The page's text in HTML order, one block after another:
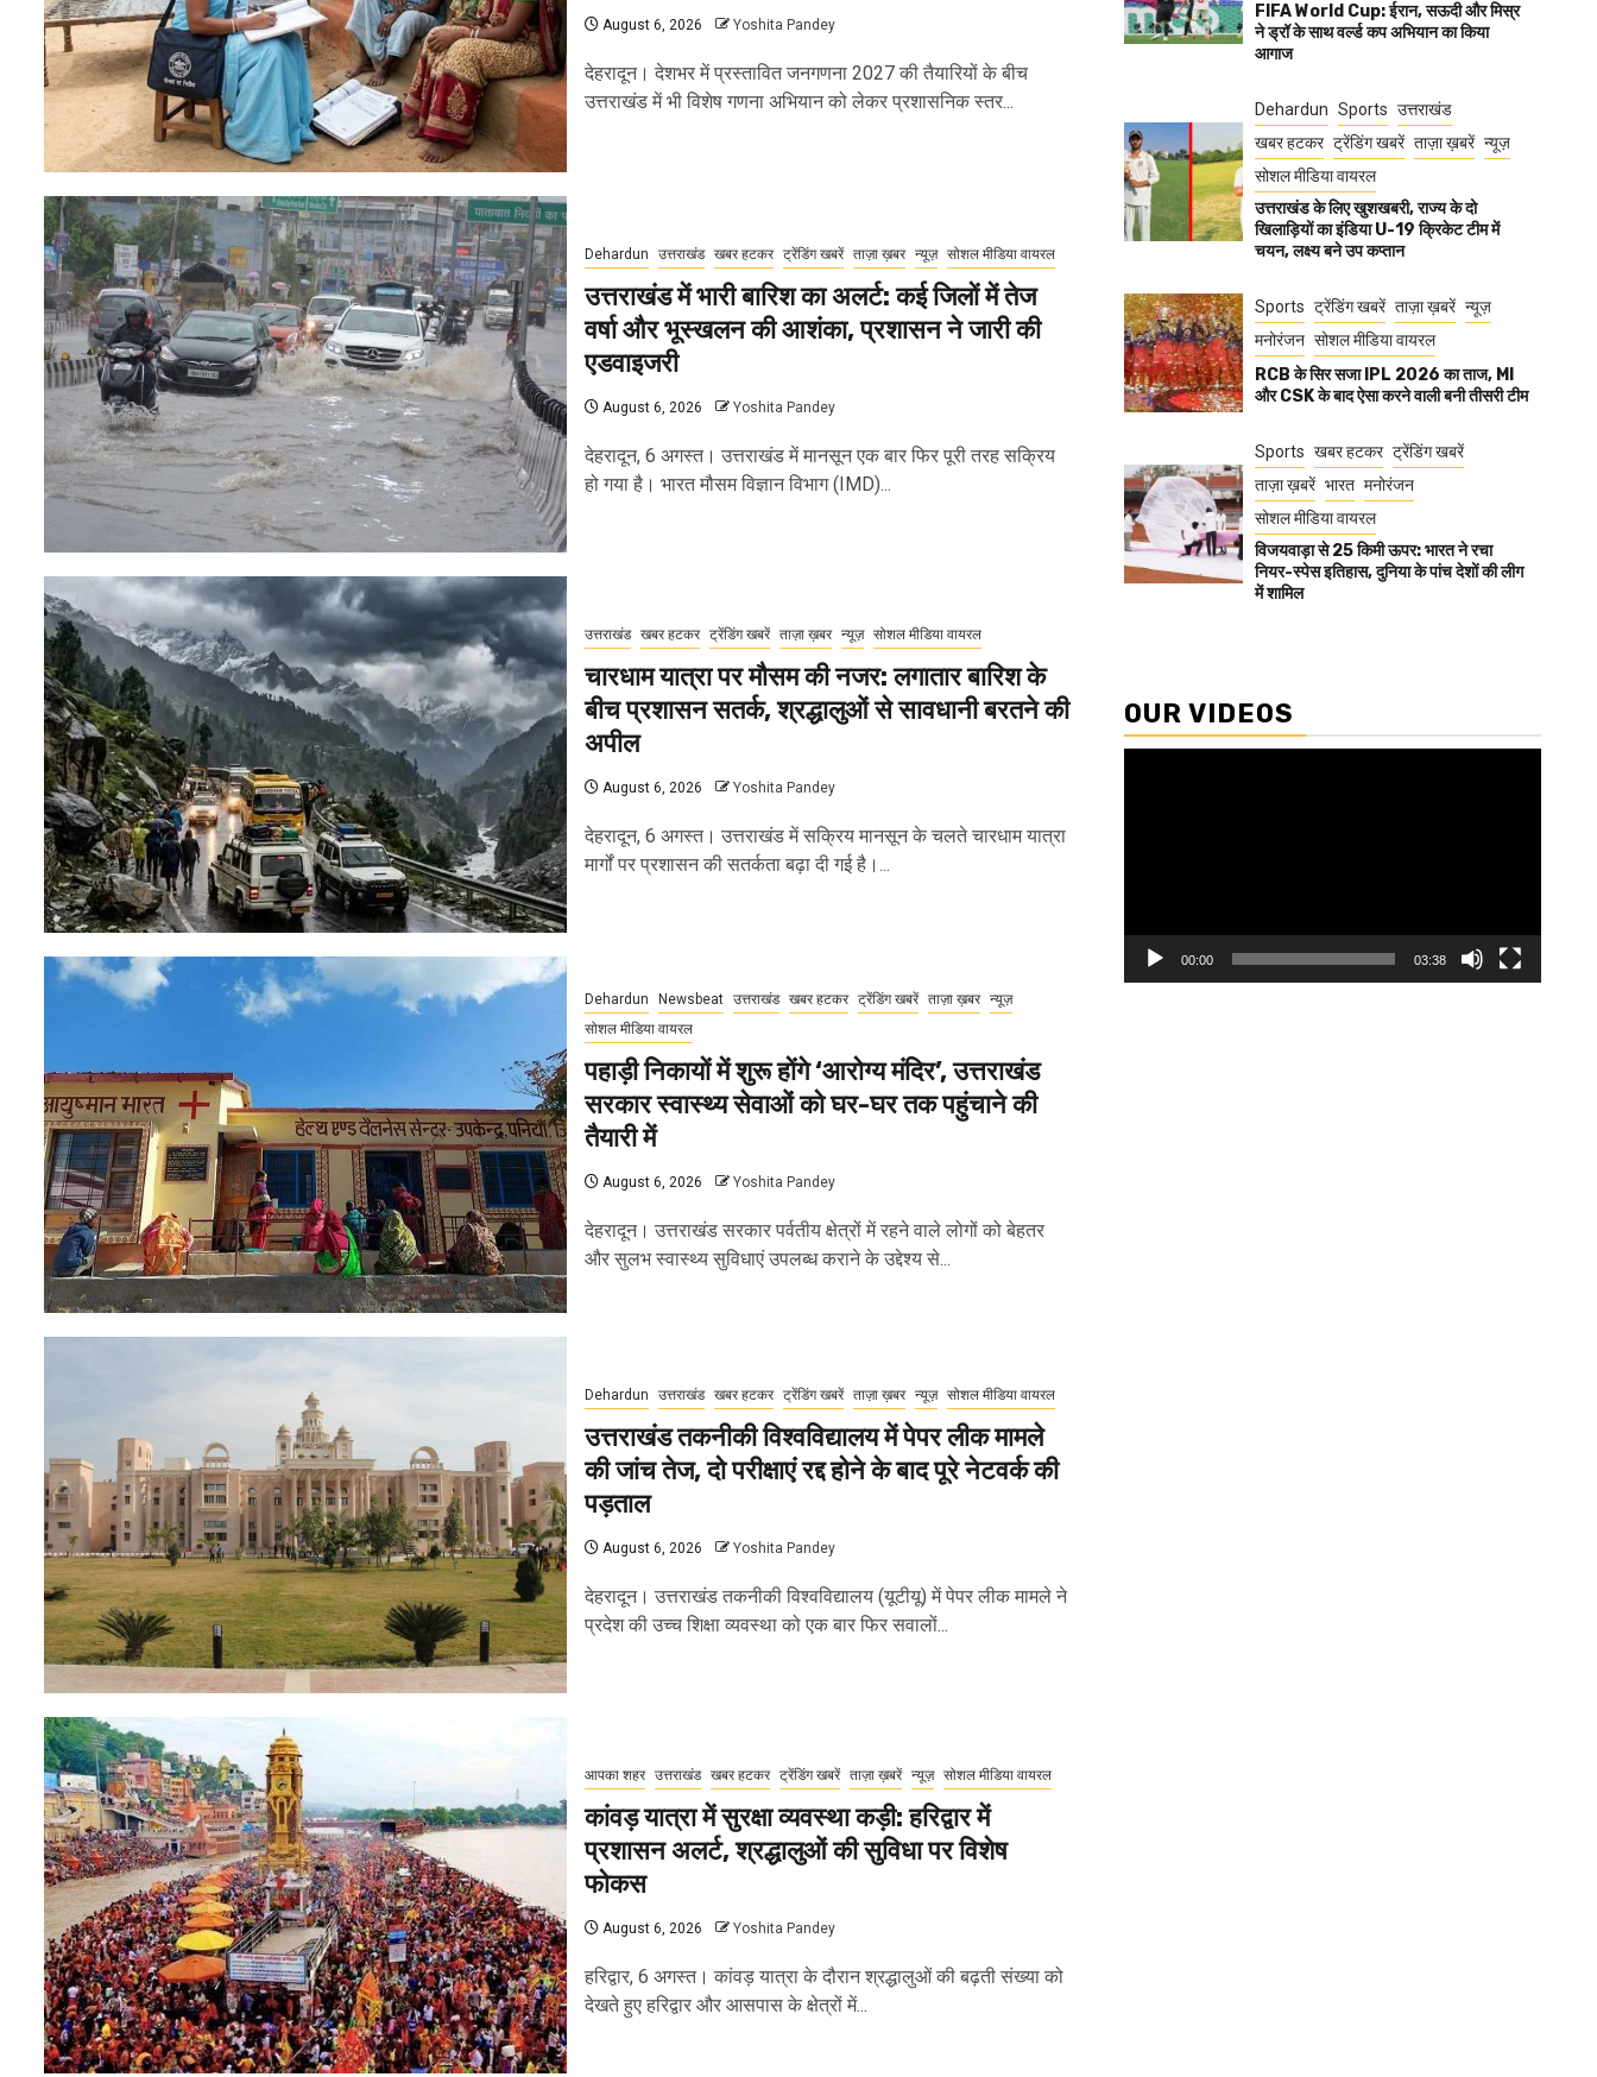
August 6, 2026 Yoshita Pandey
देहरादून। देशभर में प्रस्तावित जनगणना 2027 की तैयारियों के बीच
उत्तराखंड में भी विशेष गणना अभियान को लेकर प्रशासनिक स्तर...
Dehardun उत्तराखंड खबर हटकर ट्रेंडिंग खबरें ताज़ा ख़बर न्यूज़ सोशल मीडिया वायरल
उत्तराखंड में भारी बारिश का अलर्ट: कई जिलों में तेज
वर्षा और भूस्खलन की आशंका, प्रशासन ने जारी की
एडवाइजरी
August 6, 2026 Yoshita Pandey
देहरादून, 6 अगस्त। उत्तराखंड में मानसून एक बार फिर पूरी तरह सक्रिय
हो गया है। भारत मौसम विज्ञान विभाग (IMD)...
उत्तराखंड खबर हटकर ट्रेंडिंग खबरें ताज़ा ख़बर न्यूज़ सोशल मीडिया वायरल
चारधाम यात्रा पर मौसम की नजर: लगातार बारिश के
बीच प्रशासन सतर्क, श्रद्धालुओं से सावधानी बरतने की
अपील
August 6, 2026 Yoshita Pandey
देहरादून, 6 अगस्त। उत्तराखंड में सक्रिय मानसून के चलते चारधाम यात्रा
मार्गों पर प्रशासन की सतर्कता बढ़ा दी गई है।...
Dehardun Newsbeat उत्तराखंड खबर हटकर ट्रेंडिंग खबरें ताज़ा ख़बर
न्यूज़
सोशल मीडिया वायरल
पहाड़ी निकायों में शुरू होंगे ‘आरोग्य मंदिर’, उत्तराखंड
सरकार स्वास्थ्य सेवाओं को घर-घर तक पहुंचाने की
तैयारी में
August 6, 2026 Yoshita Pandey
देहरादून। उत्तराखंड सरकार पर्वतीय क्षेत्रों में रहने वाले लोगों को बेहतर
और सुलभ स्वास्थ्य सुविधाएं उपलब्ध कराने के उद्देश्य से...
Dehardun उत्तराखंड खबर हटकर ट्रेंडिंग खबरें ताज़ा ख़बर न्यूज़ सोशल मीडिया वायरल
उत्तराखंड तकनीकी विश्वविद्यालय में पेपर लीक मामले
की जांच तेज, दो परीक्षाएं रद्द होने के बाद पूरे नेटवर्क की
पड़ताल
August 6, 2026 Yoshita Pandey
देहरादून। उत्तराखंड तकनीकी विश्वविद्यालय (यूटीयू) में पेपर लीक मामले ने
प्रदेश की उच्च शिक्षा व्यवस्था को एक बार फिर सवालों...
आपका शहर उत्तराखंड खबर हटकर ट्रेंडिंग खबरें ताज़ा ख़बरें न्यूज़ सोशल मीडिया वायरल
कांवड़ यात्रा में सुरक्षा व्यवस्था कड़ी: हरिद्वार में
प्रशासन अलर्ट, श्रद्धालुओं की सुविधा पर विशेष
फोकस
August 6, 2026 Yoshita Pandey
हरिद्वार, 6 अगस्त। कांवड़ यात्रा के दौरान श्रद्धालुओं की बढ़ती संख्या को
देखते हुए हरिद्वार और आसपास के क्षेत्रों में...
FIFA World Cup: ईरान, सऊदी और मिस्र
ने ड्रॉ के साथ वर्ल्ड कप अभियान का किया
आगाज
Dehardun Sports उत्तराखंड
खबर हटकर ट्रेंडिंग खबरें ताज़ा ख़बरें न्यूज़
सोशल मीडिया वायरल
उत्तराखंड के लिए खुशखबरी, राज्य के दो
खिलाड़ियों का इंडिया U-19 क्रिकेट टीम में
चयन, लक्ष्य बने उप कप्तान
Sports ट्रेंडिंग खबरें ताज़ा ख़बरें न्यूज़
मनोरंजन सोशल मीडिया वायरल
RCB के सिर सजा IPL 2026 का ताज, MI
और CSK के बाद ऐसा करने वाली बनी तीसरी टीम
Sports खबर हटकर ट्रेंडिंग खबरें
ताज़ा ख़बरें भारत मनोरंजन
सोशल मीडिया वायरल
विजयवाड़ा से 25 किमी ऊपर: भारत ने रचा
नियर-स्पेस इतिहास, दुनिया के पांच देशों की लीग
में शामिल
OUR VIDEOS
00:00 03:38